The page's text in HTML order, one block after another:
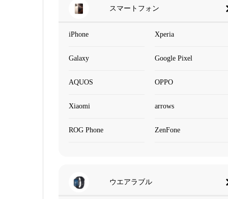
スマートフォン
iPhone Xperia
Galaxy Google Pixel
AQUOS OPPO
Xiaomi arrows
ROG Phone ZenFone
ウエアラブル